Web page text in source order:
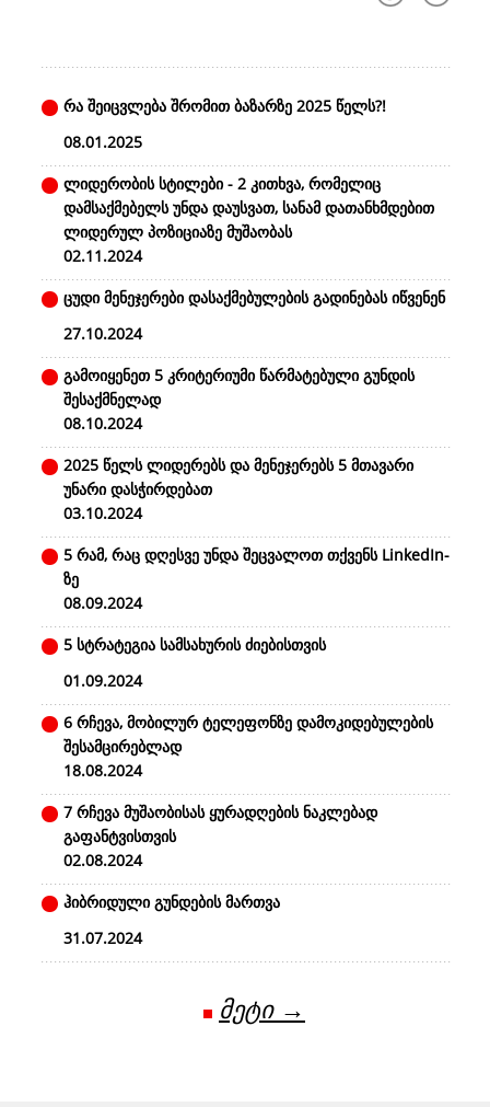
რა შეიცვლება შრომით ბაზარზე 2025 წელს?!
08.01.2025
ლიდერობის სტილები - 2 კითხვა, რომელიც
დამსაქმებელს უნდა დაუსვათ, სანამ დათანხმდებით
ლიდერულ პოზიციაზე მუშაობას
02.11.2024
ცუდი მენეჯერები დასაქმებულების გადინებას იწვენენ
27.10.2024
გამოიყენეთ 5 კრიტერიუმი წარმატებული გუნდის
შესაქმნელად
08.10.2024
2025 წელს ლიდერებს და მენეჯერებს 5 მთავარი
უნარი დასჭირდებათ
03.10.2024
5 რამ, რაც დღესვე უნდა შეცვალოთ თქვენს LinkedIn-
ზე
08.09.2024
5 სტრატეგია სამსახურის ძიებისთვის
01.09.2024
6 რჩევა, მობილურ ტელეფონზე დამოკიდებულების
შესამცირებლად
18.08.2024
7 რჩევა მუშაობისას ყურადღების ნაკლებად
გაფანტვისთვის
02.08.2024
ჰიბრიდული გუნდების მართვა
31.07.2024
მეტი →